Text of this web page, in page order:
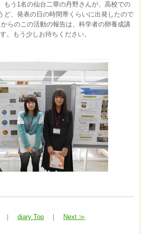
もう1名の仙台二華の丹野さんが、高校での
ど、発表の日の時間帯くらいに出発したので
らのこの活動の報告は、科学者の卵養成講
。もう少しお待ちください。
diary Top｜ Next ≫